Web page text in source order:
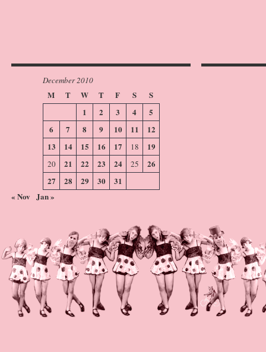
December 2010
M T W T F S
S
1
2 3 4
5
6
7 8 9 10 11
12
13
14 15 16 17 18 19
20 21 22 23 24 25
26
27
28 29 30
31
« Nov Jan »